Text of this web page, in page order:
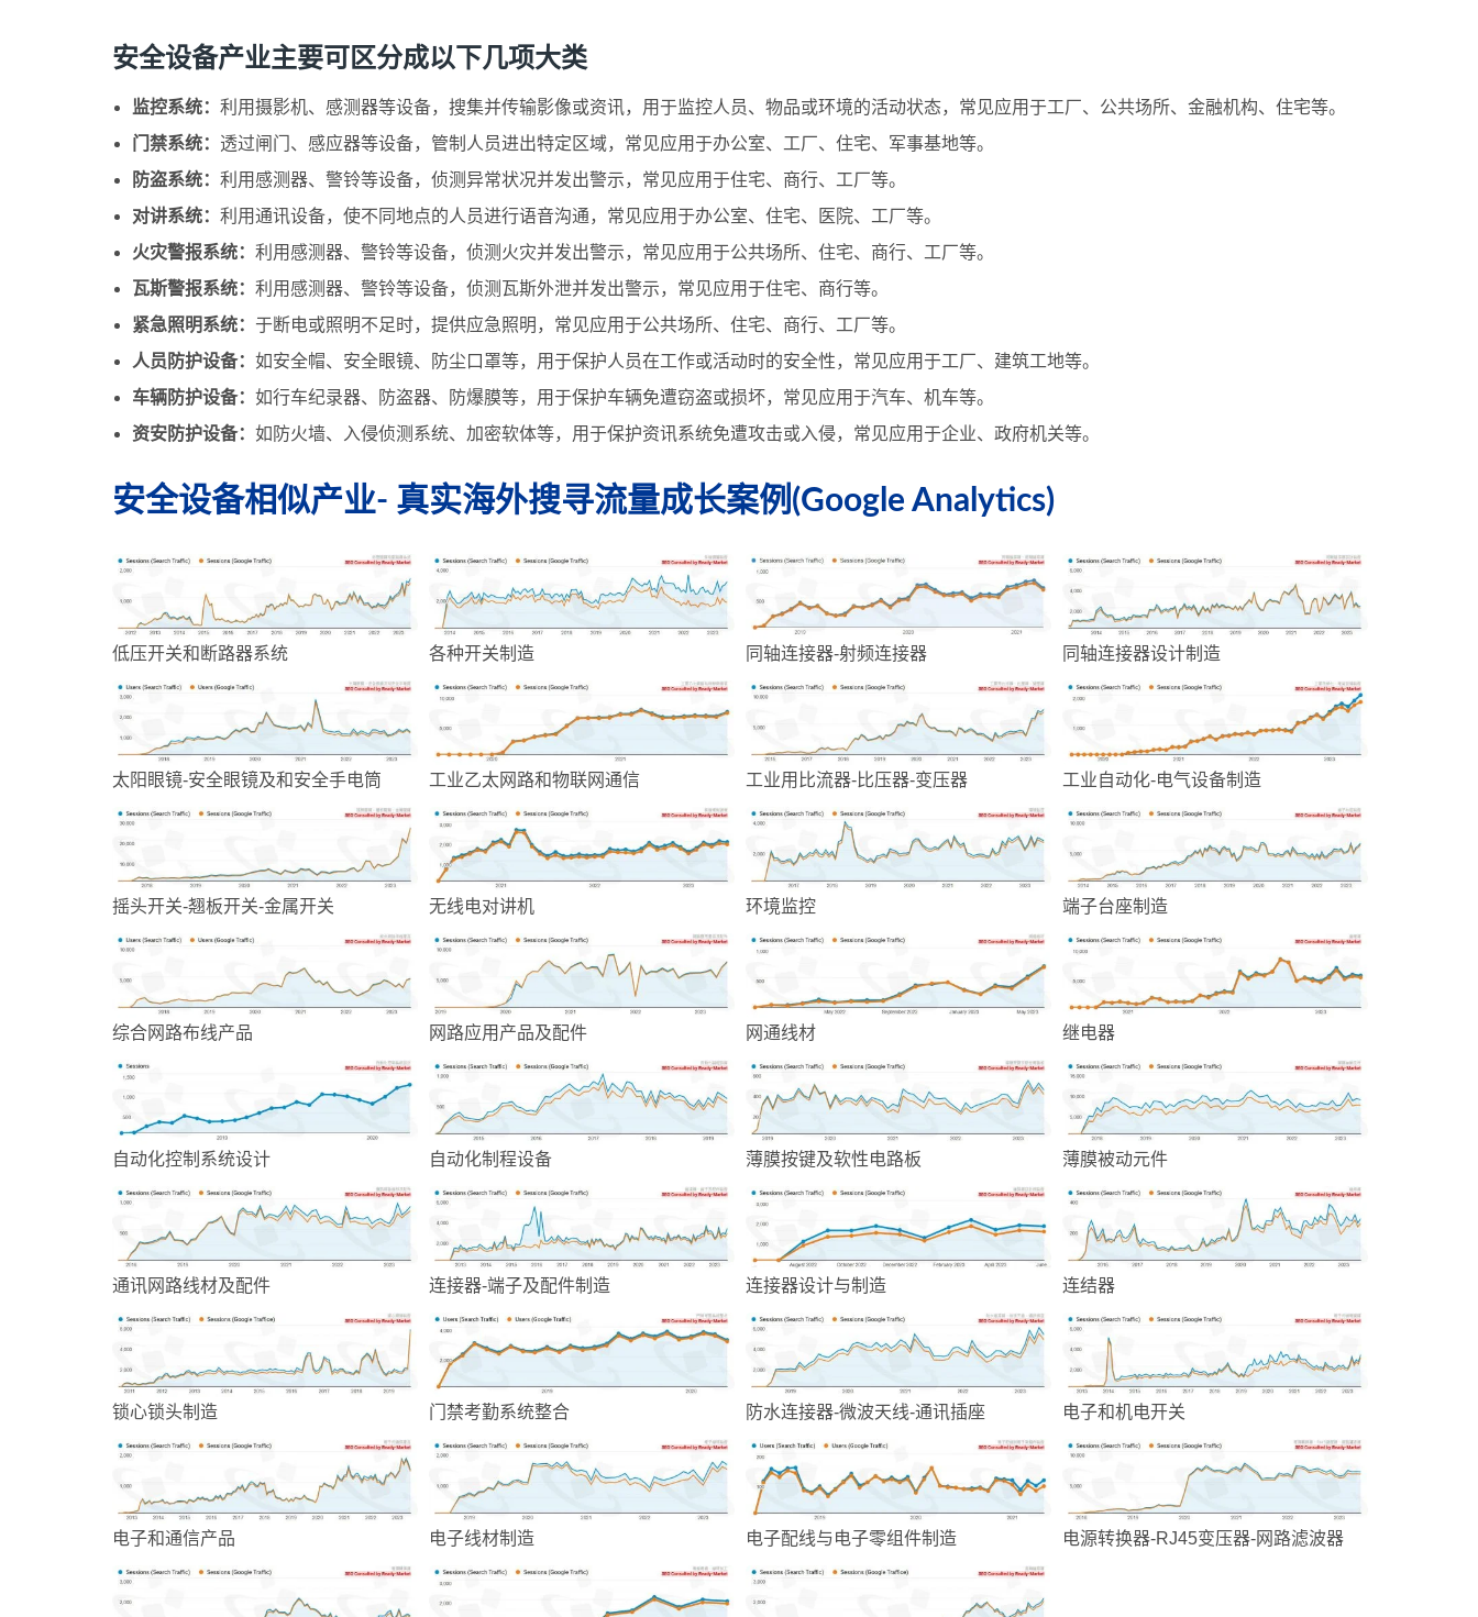
安全设备产业主要可区分成以下几项大类
监控系统： 利用摄影机、感测器等设备，搜集并传输影像或资讯，用于监控人员、物品或环境的活动状态，常见应用于工厂、公共场所、金融机构、住宅等。
门禁系统： 透过闸门、感应器等设备，管制人员进出特定区域，常见应用于办公室、工厂、住宅、军事基地等。
防盗系统： 利用感测器、警铃等设备，侦测异常状况并发出警示，常见应用于住宅、商行、工厂等。
对讲系统： 利用通讯设备，使不同地点的人员进行语音沟通，常见应用于办公室、住宅、医院、工厂等。
火灾警报系统： 利用感测器、警铃等设备，侦测火灾并发出警示，常见应用于公共场所、住宅、商行、工厂等。
瓦斯警报系统： 利用感测器、警铃等设备，侦测瓦斯外泄并发出警示，常见应用于住宅、商行等。
紧急照明系统： 于断电或照明不足时，提供应急照明，常见应用于公共场所、住宅、商行、工厂等。
人员防护设备： 如安全帽、安全眼镜、防尘口罩等，用于保护人员在工作或活动时的安全性，常见应用于工厂、建筑工地等。
车辆防护设备： 如行车纪录器、防盗器、防爆膜等，用于保护车辆免遭窃盗或损坏，常见应用于汽车、机车等。
资安防护设备： 如防火墙、入侵侦测系统、加密软体等，用于保护资讯系统免遭攻击或入侵，常见应用于企业、政府机关等。
安全设备相似产业- 真实海外搜寻流量成长案例(Google Analytics)
低压开关和断路器系统 各种开关制造 同轴连接器-射频连接器 同轴连接器设计制造
太阳眼镜-安全眼镜及和安全手电筒 工业乙太网路和物联网通信 工业用比流器-比压器-变压器 工业自动化-电气设备制造
摇头开关-翘板开关-金属开关 无线电对讲机 环境监控 端子台座制造
综合网路布线产品 网路应用产品及配件 网通线材 继电器
自动化控制系统设计 自动化制程设备 薄膜按键及软性电路板 薄膜被动元件
通讯网路线材及配件 连接器-端子及配件制造 连接器设计与制造 连结器
锁心锁头制造 门禁考勤系统整合 防水连接器-微波天线-通讯插座 电子和机电开关
电子和通信产品 电子线材制造 电子配线与电子零组件制造 电源转换器-RJ45变压器-网路滤波器